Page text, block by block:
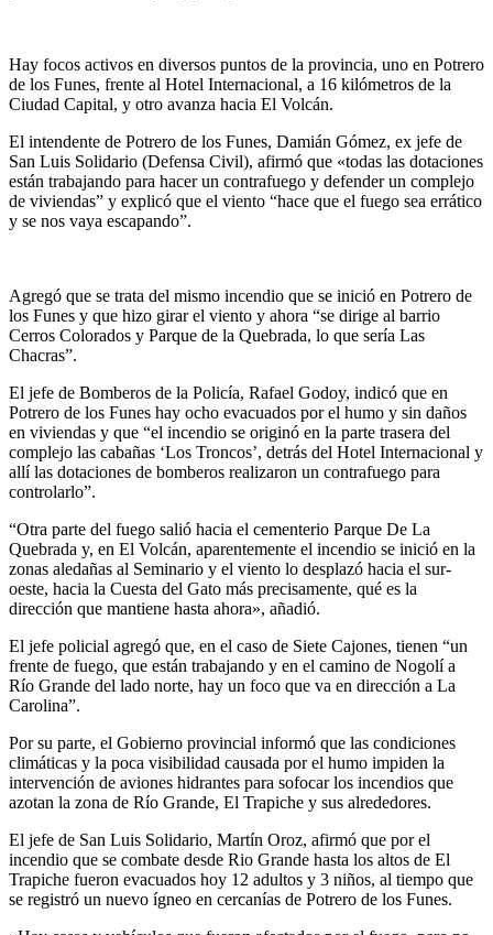
Hay focos activos en diversos puntos de la provincia, uno en Potrero
de los Funes, frente al Hotel Internacional, a 16 kilómetros de la
Ciudad Capital, y otro avanza hacia El Volcán.
El intendente de Potrero de los Funes, Damián Gómez, ex jefe de
San Luis Solidario (Defensa Civil), afirmó que «todas las dotaciones
están trabajando para hacer un contrafuego y defender un complejo
de viviendas” y explicó que el viento “hace que el fuego sea errático
y se nos vaya escapando”.
Agregó que se trata del mismo incendio que se inició en Potrero de
los Funes y que hizo girar el viento y ahora “se dirige al barrio
Cerros Colorados y Parque de la Quebrada, lo que sería Las
Chacras”.
El jefe de Bomberos de la Policía, Rafael Godoy, indicó que en
Potrero de los Funes hay ocho evacuados por el humo y sin daños
en viviendas y que “el incendio se originó en la parte trasera del
complejo las cabañas ‘Los Troncos’, detrás del Hotel Internacional y
allí las dotaciones de bomberos realizaron un contrafuego para
controlarlo”.
“Otra parte del fuego salió hacia el cementerio Parque De La
Quebrada y, en El Volcán, aparentemente el incendio se inició en la
zonas aledañas al Seminario y el viento lo desplazó hacia el sur-
oeste, hacia la Cuesta del Gato más precisamente, qué es la
dirección que mantiene hasta ahora», añadió.
El jefe policial agregó que, en el caso de Siete Cajones, tienen “un
frente de fuego, que están trabajando y en el camino de Nogolí a
Río Grande del lado norte, hay un foco que va en dirección a La
Carolina”.
Por su parte, el Gobierno provincial informó que las condiciones
climáticas y la poca visibilidad causada por el humo impiden la
intervención de aviones hidrantes para sofocar los incendios que
azotan la zona de Río Grande, El Trapiche y sus alrededores.
El jefe de San Luis Solidario, Martín Oroz, afirmó que por el
incendio que se combate desde Rio Grande hasta los altos de El
Trapiche fueron evacuados hoy 12 adultos y 3 niños, al tiempo que
se registró un nuevo ígneo en cercanías de Potrero de los Funes.